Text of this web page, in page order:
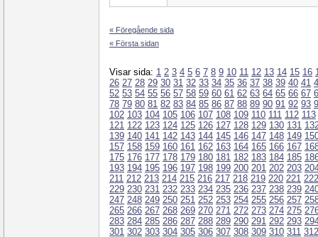
« Föregående sida
« Första sidan
Visar sida: 1 2 3 4 5 6 7 8 9 10 11 12 13 14 15 16
26 27 28 29 30 31 32 33 34 35 36 37 38 39 40 41
52 53 54 55 56 57 58 59 60 61 62 63 64 65 66 67
78 79 80 81 82 83 84 85 86 87 88 89 90 91 92 93
102 103 104 105 106 107 108 109 110 111 112 113
121 122 123 124 125 126 127 128 129 130 131
139 140 141 142 143 144 145 146 147 148 149
157 158 159 160 161 162 163 164 165 166 167
175 176 177 178 179 180 181 182 183 184 185
193 194 195 196 197 198 199 200 201 202 203
211 212 213 214 215 216 217 218 219 220 221 222
229 230 231 232 233 234 235 236 237 238 239
247 248 249 250 251 252 253 254 255 256 257
265 266 267 268 269 270 271 272 273 274 275
283 284 285 286 287 288 289 290 291 292 293
301 302 303 304 305 306 307 308 309 310 311 312